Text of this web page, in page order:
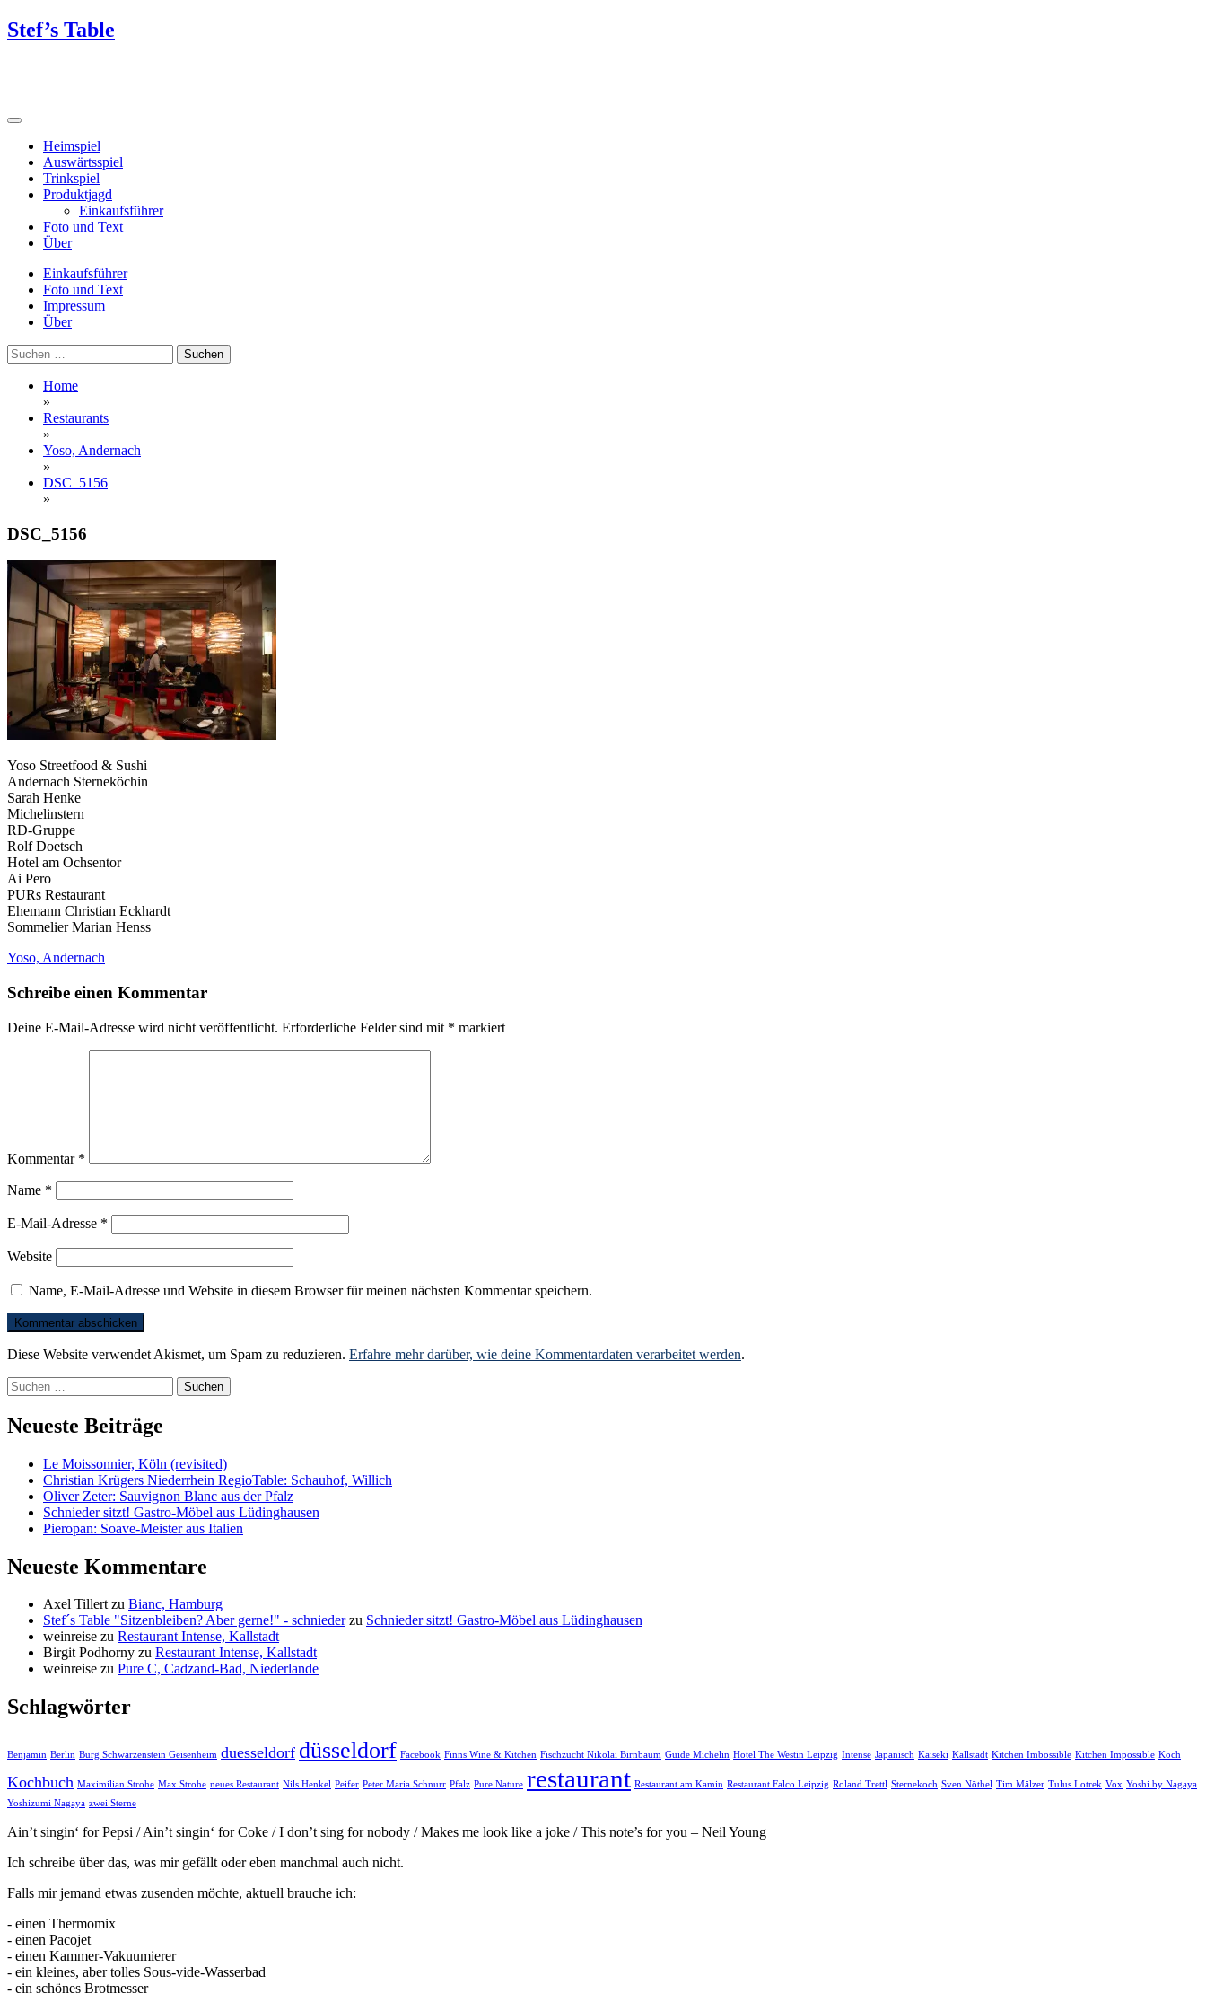
Skip
to
Stef’s Table
Heimspiel
Auswärtsspiel
Trinkspiel
Produktjagd
Einkaufsführer
Foto und Text
Über
Einkaufsführer
Foto und Text
Impressum
Über
Suchen
nach:
Home
»
Restaurants
»
Yoso, Andernach
»
DSC_5156
»
DSC_5156
Yoso Streetfood & Sushi
Andernach Sterneköchin
Sarah Henke
Michelinstern
RD-Gruppe
Rolf Doetsch
Hotel am Ochsentor
Ai Pero
PURs Restaurant
Ehemann Christian Eckhardt
Sommelier Marian Henss
Beitragsnavigation
Yoso, Andernach
Schreibe einen Kommentar
Deine E-Mail-Adresse wird nicht veröffentlicht. Erforderliche Felder sind mit * markiert
Kommentar *
Name *
E-Mail-Adresse *
Website
Name, E-Mail-Adresse und Website in diesem Browser für meinen nächsten Kommentar speichern.
Diese Website verwendet Akismet, um Spam zu reduzieren. Erfahre mehr darüber, wie deine Kommentardaten verarbeitet werden.
Suchen
nach:
Neueste Beiträge
Le Moissonnier, Köln (revisited)
Christian Krügers Niederrhein RegioTable: Schauhof, Willich
Oliver Zeter: Sauvignon Blanc aus der Pfalz
Schnieder sitzt! Gastro-Möbel aus Lüdinghausen
Pieropan: Soave-Meister aus Italien
Neueste Kommentare
Axel Tillertzu Bianc, Hamburg
Stef´s Table "Sitzenbleiben? Aber gerne!" - schniederzu Schnieder sitzt! Gastro-Möbel aus Lüdinghausen
weinreise zu Restaurant Intense, Kallstadt
Birgit Podhorny zu Restaurant Intense, Kallstadt
weinreise zu Pure C, Cadzand-Bad, Niederlande
Schlagwörter
Benjamin Berlin Burg Schwarzenstein Geisenheim duesseldorf düsseldorf Facebook Finns Wine & Kitchen Fischzucht Nikolai Birnbaum Guide Michelin Hotel The Westin Leipzig Intense Japanisch Kaiseki Kallstadt Kitchen Imbossible Kitchen Impossible Koch
Kochbuch Maximilian Strohe Max Strohe neues Restaurant Nils Henkel Peifer Peter Maria Schnurr Pfalz Pure Nature restaurant Restaurant am Kamin Restaurant Falco Leipzig Roland Trettl Sternekoch Sven Nöthel Tim Mälzer Tulus Lotrek Vox Yoshi by Nagaya
Yoshizumi Nagaya zwei Sterne
Ain’t singin‘ for Pepsi / Ain’t singin‘ for Coke / I don’t sing for nobody / Makes me look like a joke / This note’s for you – Neil Young
Ich schreibe über das, was mir gefällt oder eben manchmal auch nicht.
Falls mir jemand etwas zusenden möchte, aktuell brauche ich:
- einen Thermomix
- einen Pacojet
- einen Kammer-Vakuumierer
- ein kleines, aber tolles Sous-vide-Wasserbad
- ein schönes Brotmesser